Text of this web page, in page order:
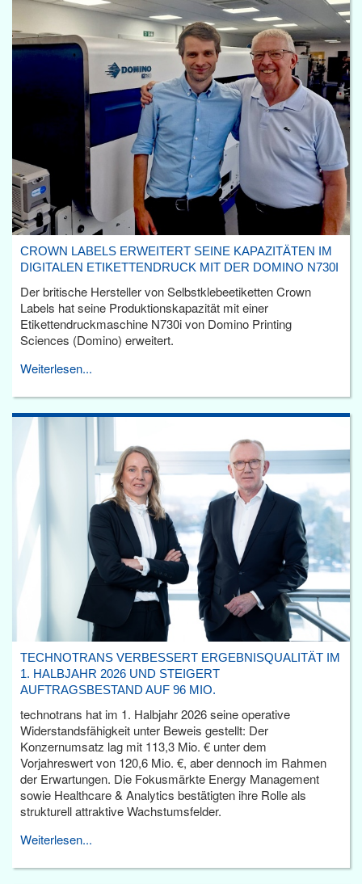
CROWN LABELS ERWEITERT SEINE KAPAZITÄTEN IM
DIGITALEN ETIKETTENDRUCK MIT DER DOMINO N730I
Der britische Hersteller von Selbstklebeetiketten Crown
Labels hat seine Produktionskapazität mit einer
Etikettendruckmaschine N730i von Domino Printing
Sciences (Domino) erweitert.
Weiterlesen...
TECHNOTRANS VERBESSERT ERGEBNISQUALITÄT IM
1. HALBJAHR 2026 UND STEIGERT
AUFTRAGSBESTAND AUF 96 MIO.
technotrans hat im 1. Halbjahr 2026 seine operative
Widerstandsfähigkeit unter Beweis gestellt: Der
Konzernumsatz lag mit 113,3 Mio. € unter dem
Vorjahreswert von 120,6 Mio. €, aber dennoch im Rahmen
der Erwartungen. Die Fokusmärkte Energy Management
sowie Healthcare & Analytics bestätigten ihre Rolle als
strukturell attraktive Wachstumsfelder.
Weiterlesen...